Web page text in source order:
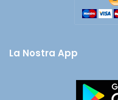
La Nostra App